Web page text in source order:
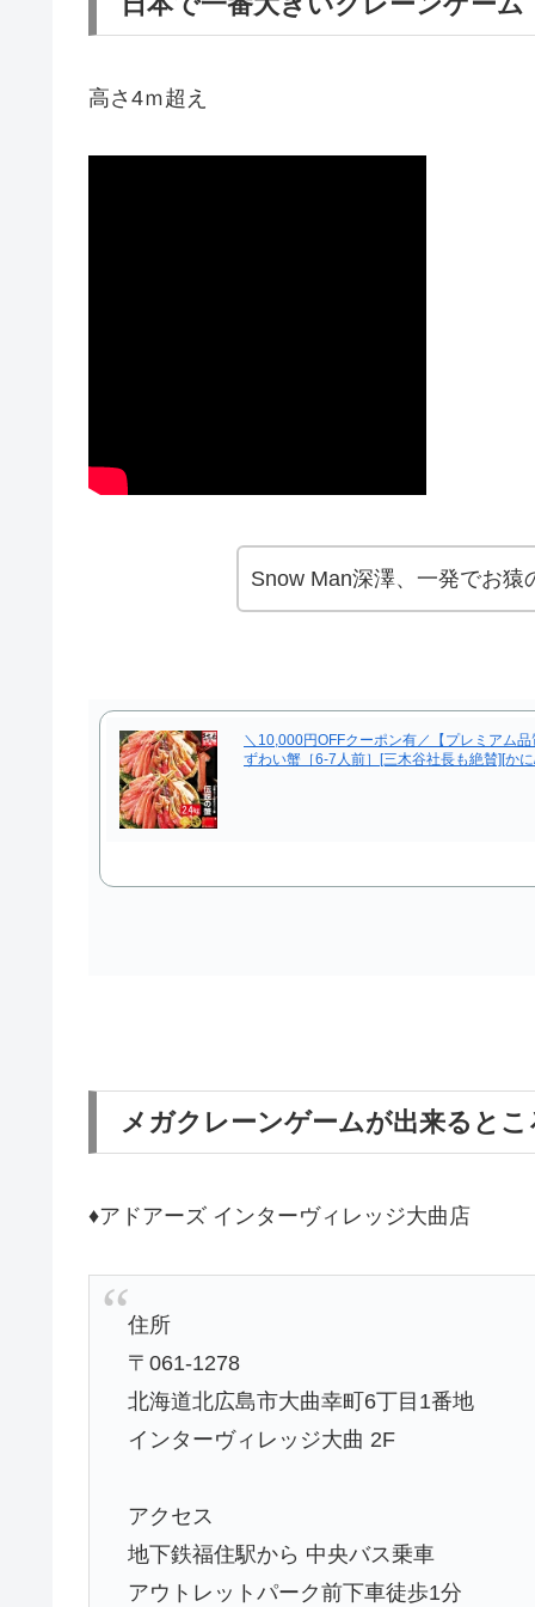
高さ4ｍ超え
Snow Man深澤、一発でお
＼10,000円OFFクーポン有／【プレミアム
ずわい蟹［6-7人前］[三木谷社長も絶賛][か
メガクレーンゲームが出来るとこ
♦アドアーズ インターヴィレッジ大曲店
住所
〒061-1278
北海道北広島市大曲幸町6丁目1番地
インターヴィレッジ大曲 2F
アクセス
地下鉄福住駅から 中央バス乗車
アウトレットパーク前下車徒歩1分